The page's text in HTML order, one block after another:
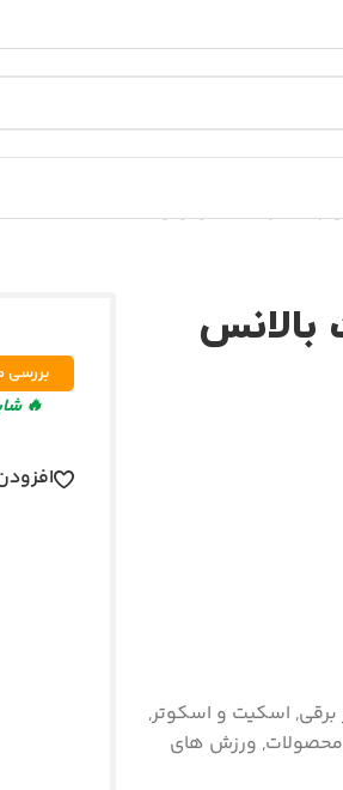
اسمارت بالانس ویل/اسکوتر برقی
بالانس
, اسکیت و اسکوتر,
محصولات, ورزش های
بررسی
🔥